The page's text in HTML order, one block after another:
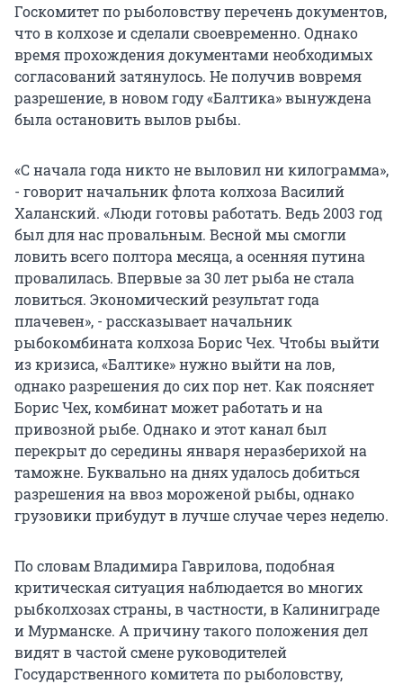
Госкомитет по рыболовству перечень документов,
что в колхозе и сделали своевременно. Однако
время прохождения документами необходимых
согласований затянулось. Не получив вовремя
разрешение, в новом году «Балтика» вынуждена
была остановить вылов рыбы.
«С начала года никто не выловил ни килограмма»,
- говорит начальник флота колхоза Василий
Халанский. «Люди готовы работать. Ведь 2003 год
был для нас провальным. Весной мы смогли
ловить всего полтора месяца, а осенняя путина
провалилась. Впервые за 30 лет рыба не стала
ловиться. Экономический результат года
плачевен», - рассказывает начальник
рыбокомбината колхоза Борис Чех. Чтобы выйти
из кризиса, «Балтике» нужно выйти на лов,
однако разрешения до сих пор нет. Как поясняет
Борис Чех, комбинат может работать и на
привозной рыбе. Однако и этот канал был
перекрыт до середины января неразберихой на
таможне. Буквально на днях удалось добиться
разрешения на ввоз мороженой рыбы, однако
грузовики прибудут в лучше случае через неделю.
По словам Владимира Гаврилова, подобная
критическая ситуация наблюдается во многих
рыбколхозах страны, в частности, в Калиниграде
и Мурманске. А причину такого положения дел
видят в частой смене руководителей
Государственного комитета по рыболовству,